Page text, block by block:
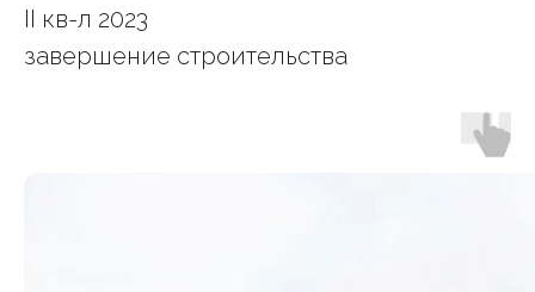
II кв-л 2023
завершение строительства